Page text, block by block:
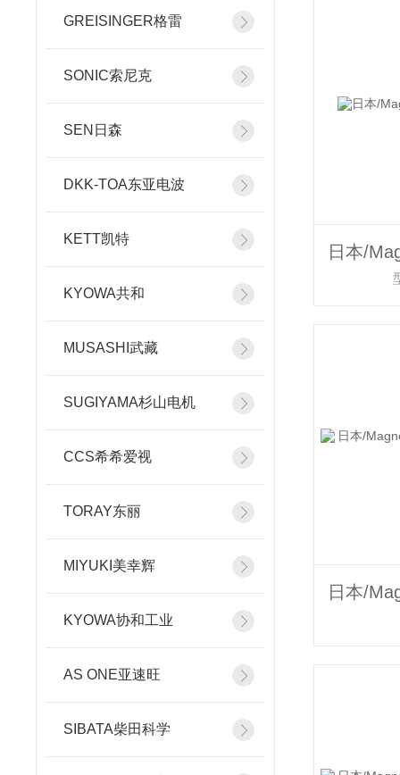
GREISINGER格雷
SONIC索尼克
SEN日森
DKK-TOA东亚电波
KETT凯特
KYOWA共和
MUSASHI武藏
SUGIYAMA杉山电机
CCS希希爱视
TORAY东丽
MIYUKI美幸辉
KYOWA协和工业
AS ONE亚速旺
SIBATA柴田科学